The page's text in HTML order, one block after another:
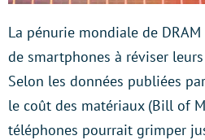
La pénurie mondiale de
de smartphones à réviser
Selon les données publiées
le coût des matériaux (Bill of
téléphones pourrait grimper